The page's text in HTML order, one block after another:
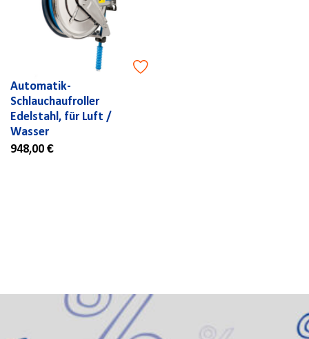
Automatik-
Schlauchaufroller
Edelstahl, für Luft /
Wasser
948,00 €